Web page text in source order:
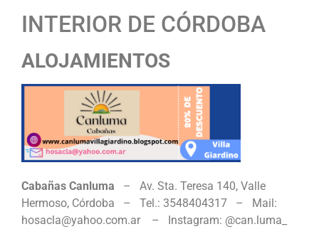
INTERIOR DE CÓRDOBA
ALOJAMIENTOS
Cabañas Canluma – Av. Sta. Teresa 140, Valle
Hermoso, Córdoba – Tel.: 3548404317 – Mail:
hosacla@yahoo.com.ar – Instagram: @can.luma_